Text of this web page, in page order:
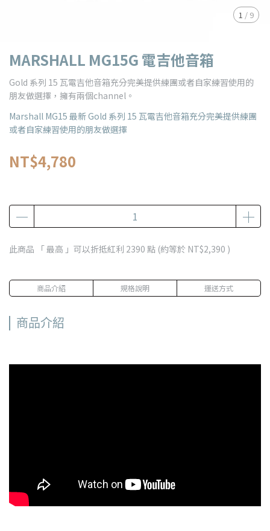
1 / 9
MARSHALL MG15G 電吉他音箱
Gold 系列 15 瓦電吉他音箱充分完美提供練團或者自家練習使用的
朋友做選擇，擁有兩個channel。
Marshall MG15 最新 Gold 系列 15 瓦電吉他音箱充分完美提供練團
或者自家練習使用的朋友做選擇
NT$4,780
此商品 「 最高 」可以折抵紅利 2390 點 (約等於 NT$2,390 )
商品介紹 規格說明 運送方式
商品介紹